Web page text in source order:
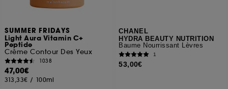
SUMMER FRIDAYS
Light Aura Vitamin C+
Peptide
Crème Contour Des Yeux
1038
47,00€
313,33€ / 100ml
CHANEL
HYDRA BEAUTY NUTRITION
Baume Nourrissant Lèvres
1
53,00€